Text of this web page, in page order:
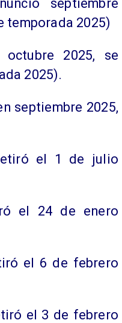
septiembre
temporada 2025)
2025, se
2025).
septiembre 2025,
el 1 de julio
el 24 de enero
el 6 de febrero
el 3 de febrero